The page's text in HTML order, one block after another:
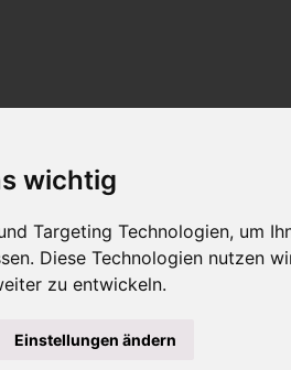
wichtig
Targeting Technologien, um
Diese Technologien nutzen
zu entwickeln.
Einstellungen ändern